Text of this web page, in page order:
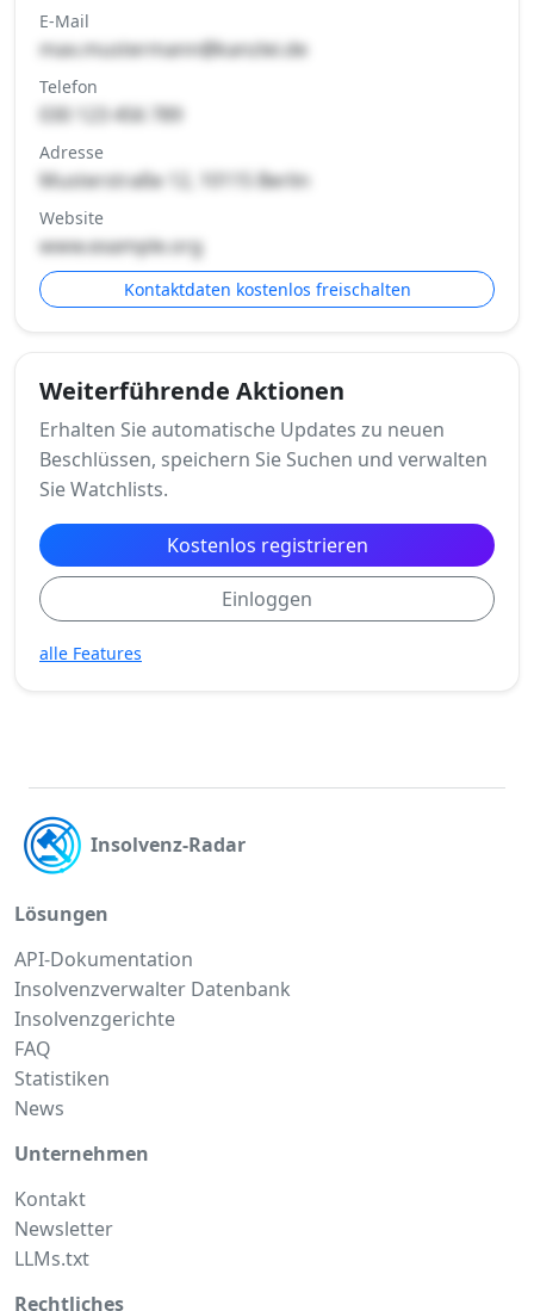
E-Mail
max.mustermann@kanzlei.de
Telefon
030 123 456 789
Adresse
Musterstraße 12, 10115 Berlin
Website
www.example.org
Kontaktdaten kostenlos freischalten
Weiterführende Aktionen
Erhalten Sie automatische Updates zu neuen
Beschlüssen, speichern Sie Suchen und verwalten
Sie Watchlists.
Kostenlos registrieren
Einloggen
alle Features
Insolvenz-Radar
Lösungen
API-Dokumentation
Insolvenzverwalter Datenbank
Insolvenzgerichte
FAQ
Statistiken
News
Unternehmen
Kontakt
Newsletter
LLMs.txt
Rechtliches